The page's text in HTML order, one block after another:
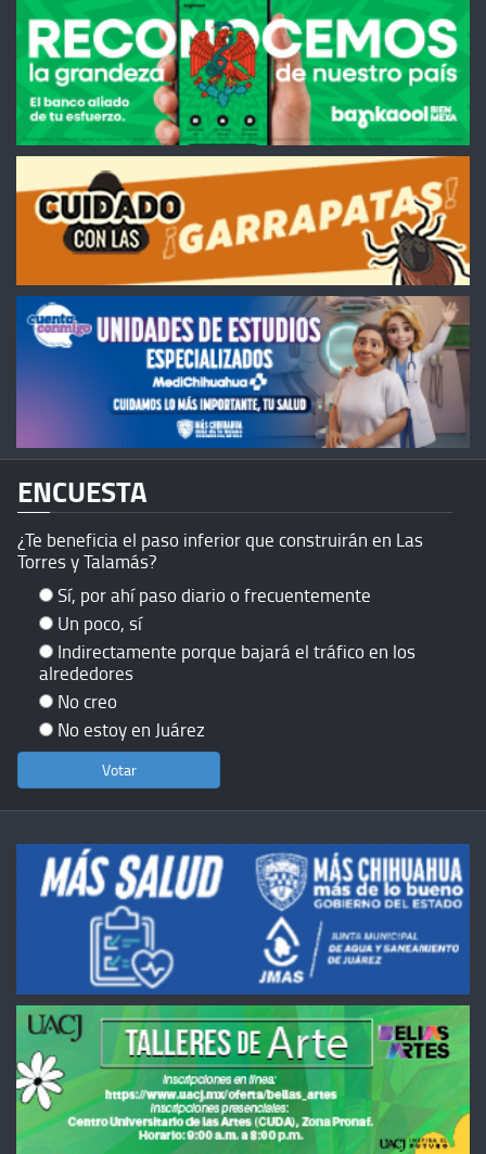
ENCUESTA
¿Te beneficia el paso inferior que construirán en Las
Torres y Talamás?
Sí, por ahí paso diario o frecuentemente
Un poco, sí
Indirectamente porque bajará el tráfico en los
alrededores
No creo
No estoy en Juárez